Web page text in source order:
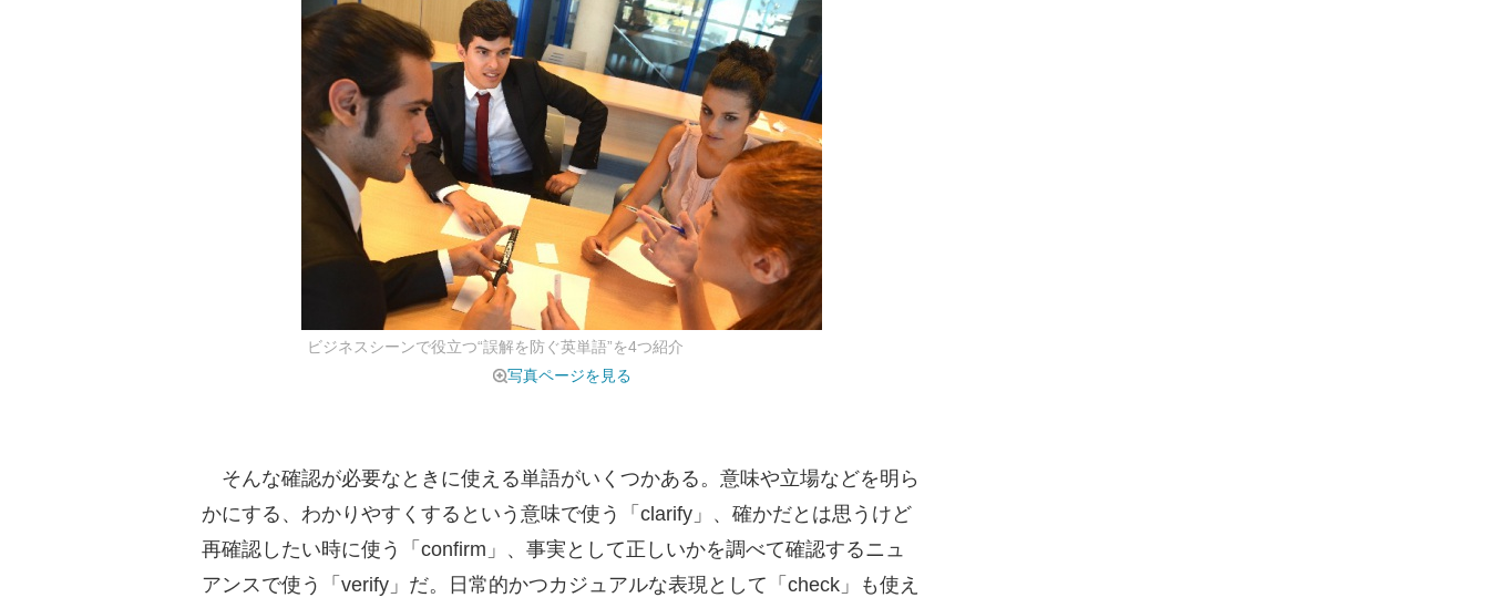
ビジネスシーンで役立つ“誤解を防ぐ英単語”を4つ紹介
写真ページを見る
そんな確認が必要なときに使える単語がいくつかある。意味や立場などを明ら
かにする、わかりやすくするという意味で使う「clarify」、確かだとは思うけど
再確認したい時に使う「confirm」、事実として正しいかを調べて確認するニュ
アンスで使う「verify」だ。日常的かつカジュアルな表現として「check」も使え